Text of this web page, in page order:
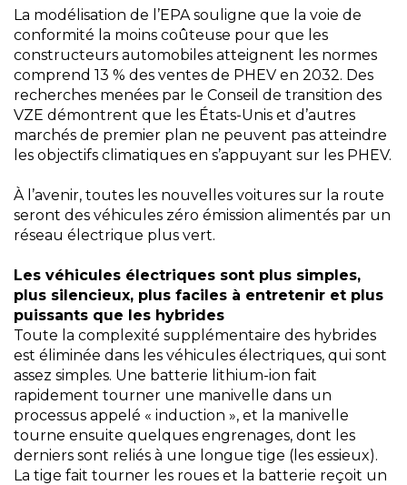
La modélisation de l’EPA souligne que la voie de
conformité la moins coûteuse pour que les
constructeurs automobiles atteignent les normes
comprend 13 % des ventes de PHEV en 2032. Des
recherches menées par le Conseil de transition des
VZE démontrent que les États-Unis et d’autres
marchés de premier plan ne peuvent pas atteindre
les objectifs climatiques en s’appuyant sur les PHEV.
À l’avenir, toutes les nouvelles voitures sur la route
seront des véhicules zéro émission alimentés par un
réseau électrique plus vert.
Les véhicules électriques sont plus simples,
plus silencieux, plus faciles à entretenir et plus
puissants que les hybrides
Toute la complexité supplémentaire des hybrides
est éliminée dans les véhicules électriques, qui sont
assez simples. Une batterie lithium-ion fait
rapidement tourner une manivelle dans un
processus appelé « induction », et la manivelle
tourne ensuite quelques engrenages, dont les
derniers sont reliés à une longue tige (les essieux).
La tige fait tourner les roues et la batterie reçoit un